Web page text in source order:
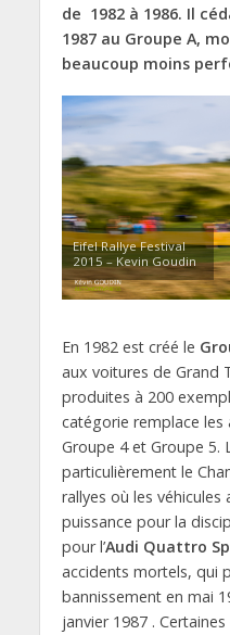
de 1982 à 1986. Il
1987 au Groupe A,
beaucoup moins
Eifel Rallye Festival
2015 – Kevin Goudin
En 1982 est créé le
aux voitures de Grand
produites à 200
catégorie remplace les
Groupe 4 et Groupe 5.
particulièrement le
rallyes où les
puissance pour la
pour l’Audi Quattro
accidents mortels, qui
bannissement en mai
janvier 1987 .